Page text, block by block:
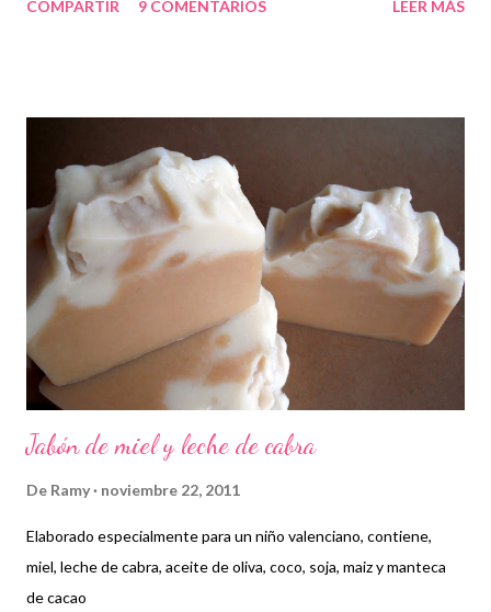
26, Elizabeth, María, Clara, Cristina, Carme, Julia, Paquita,
a todas por venir Tuve dos ayudantes de lujo Anna y Loli que
estuvieron conmigo en los talleres, ayundando en todo
momento, ¡gracias amigas!
COMPARTIR 9 COMENTARIOS LEER MÁS
Jabón de miel y leche de cabra
De Ramy noviembre 22, 2011
Elaborado especialmente para un niño valenciano, contiene,
miel, leche de cabra, aceite de oliva, coco, soja, maiz y manteca
de cacao